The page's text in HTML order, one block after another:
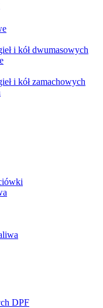
i kół dwumasowych
i kół zamachowych
DPF